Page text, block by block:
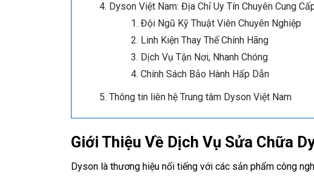
Dyson Việt Nam: Địa Chỉ Uy Tín Chuyên Cung
Đội Ngũ Kỹ Thuật Viên Chuyên Nghiệp
Linh Kiện Thay Thế Chính Hãng
Dịch Vụ Tận Nơi, Nhanh Chóng
Chính Sách Bảo Hành Hấp Dẫn
Thông tin liên hệ Trung tâm Dyson Việt Nam
Giới Thiệu Về Dịch Vụ Sửa Chữa
Dyson là thương hiệu nổi tiếng với các sản phẩm công